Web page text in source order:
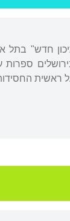
חדש" בתל
ספרות